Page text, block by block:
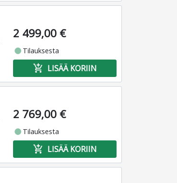
2 499,00 €
fiber_manual_record Tilauksesta
add_shopping_cart LISÄÄ KORIIN
2 769,00 €
fiber_manual_record Tilauksesta
add_shopping_cart LISÄÄ KORIIN